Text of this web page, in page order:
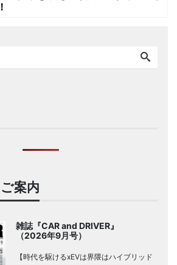
案内
雑誌『CAR and DRIVER』
（2026年9月号）
【時代を駆けるxEVは界隈はハイブリッド